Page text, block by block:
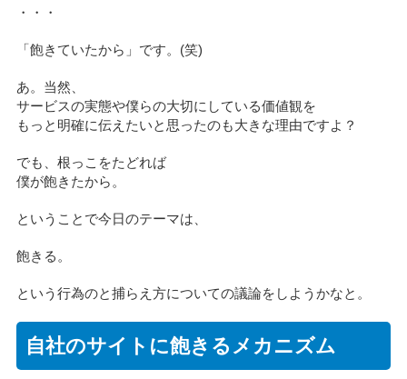
・・・
「飽きていたから」です。(笑)
あ。当然、
サービスの実態や僕らの大切にしている価値観を
もっと明確に伝えたいと思ったのも大きな理由ですよ？
でも、根っこをたどれば
僕が飽きたから。
ということで今日のテーマは、
飽きる。
という行為のと捕らえ方についての議論をしようかなと。
自社のサイトに飽きるメカニズム